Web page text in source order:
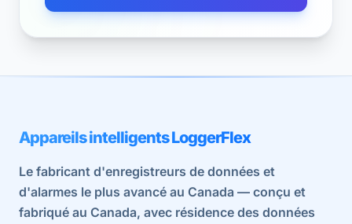
Appareils intelligents LoggerFlex
Le fabricant d'enregistreurs de données et
d'alarmes le plus avancé au Canada — conçu et
fabriqué au Canada, avec résidence des données